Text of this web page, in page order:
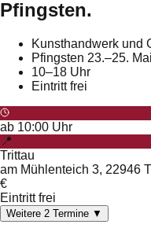
Pfingsten.
Kunsthandwerk und
Pfingsten 23.–25. Mai
10–18 Uhr
Eintritt frei
ab 10:00 Uhr
📍
Trittau
am Mühlenteich 3, 22946
€
Eintritt frei
Weitere 2 Termine ▼